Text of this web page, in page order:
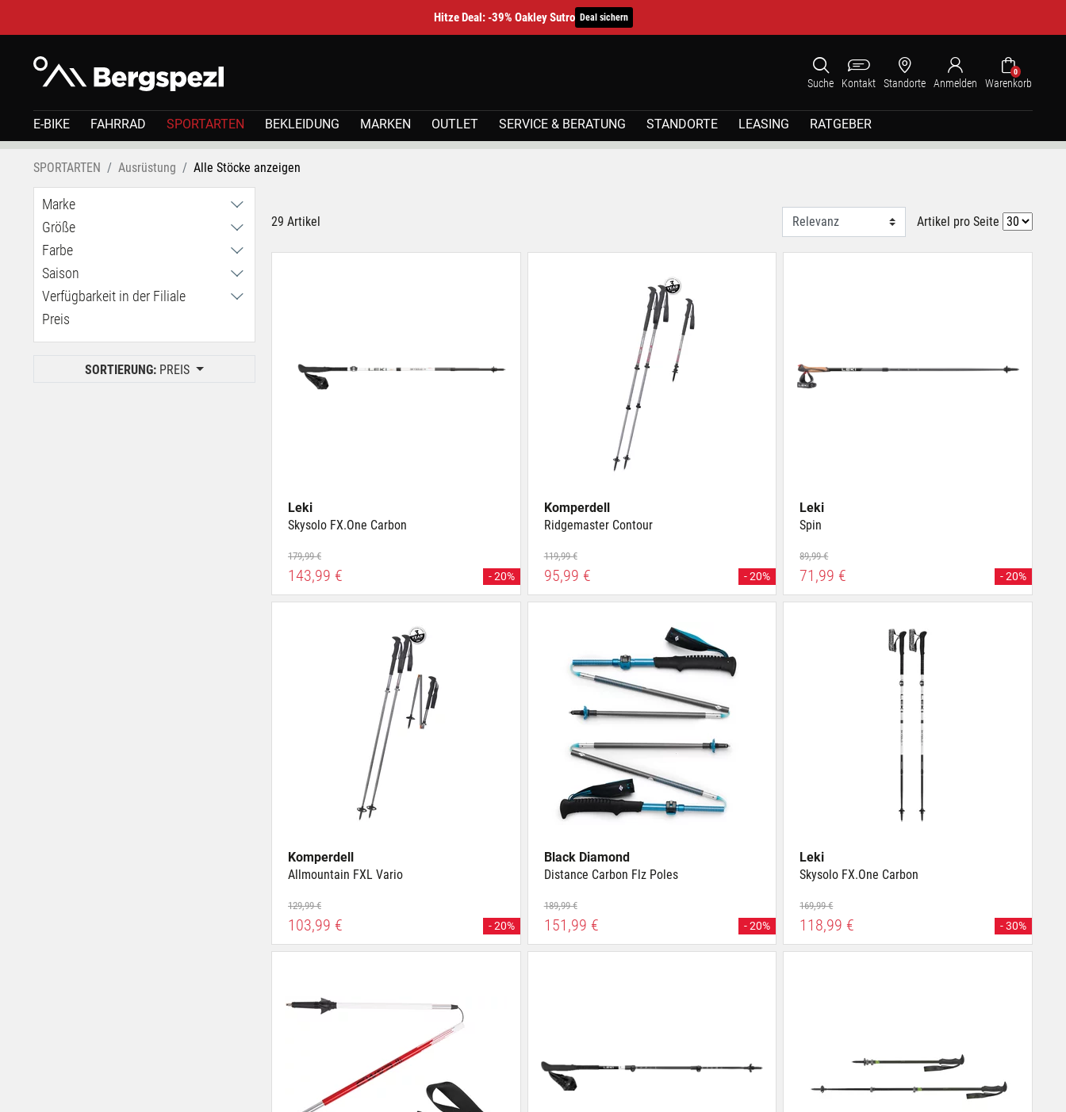
Hitze Deal: -39% Oakley Sutro Deal sichern
Suche Kontakt Standorte Anmelden
0
Warenkorb
E-BIKE FAHRRAD SPORTARTEN BEKLEIDUNG MARKEN OUTLET SERVICE & BERATUNG STANDORTE LEASING RATGEBER
SPORTARTEN Ausrüstung Alle Stöcke anzeigen
Marke
Black Diamond
C.A.M.P.
Kästle
Leki
Größe
115 cm
120 cm
125 cm
130 cm
135 cm
145
155 cm
Farbe
Saison
Ganzjährig
Sommer
Verfügbarkeit in der Filiale
Haid
Klagenfurt
SCS Vösendorf
Preis
SORTIERUNG: PREIS
29 Artikel Artikel pro Seite
Leki
Skysolo FX.One Carbon
179,99 €
143,99 € - 20%
Komperdell
Ridgemaster Contour
119,99 €
95,99 € - 20%
Leki
Spin
89,99 €
71,99 € - 20%
Komperdell
Allmountain FXL Vario
129,99 €
103,99 € - 20%
Black Diamond
Distance Carbon Flz Poles
189,99 €
151,99 € - 20%
Leki
Skysolo FX.One Carbon
169,99 €
118,99 € - 30%